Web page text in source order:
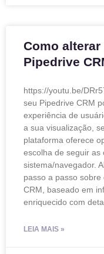
Como alterar
Pipedrive
https://youtu.be/
seu Pipedrive CRM
experiência de
a sua visualização,
plataforma oferece
escolha de seguir as
sistema/navegador.
passo a passo
CRM, baseado em
enriquecido com
LEIA MAIS »